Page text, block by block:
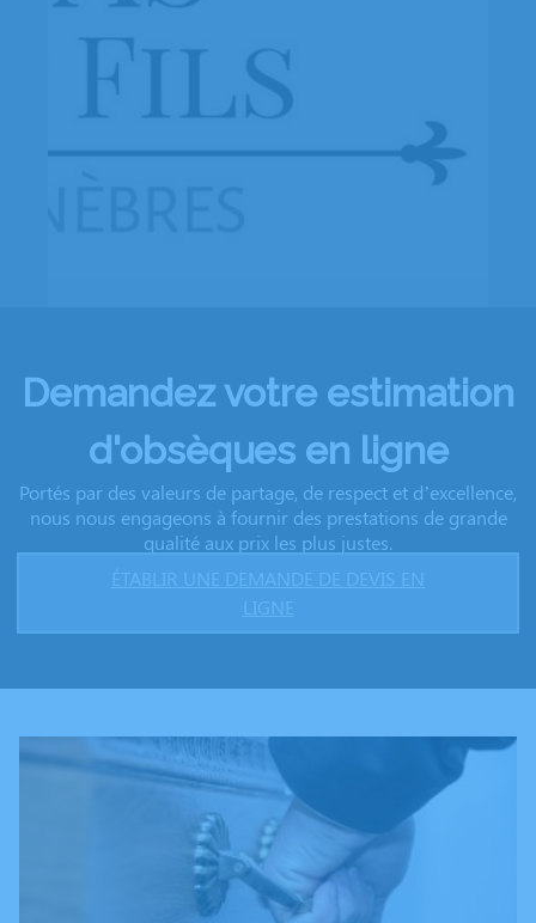
Demandez votre estimation
d'obsèques en ligne
Portés par des valeurs de partage, de respect et d’excellence,
nous nous engageons à fournir des prestations de grande
qualité aux prix les plus justes.
ÉTABLIR UNE DEMANDE DE DEVIS EN
LIGNE